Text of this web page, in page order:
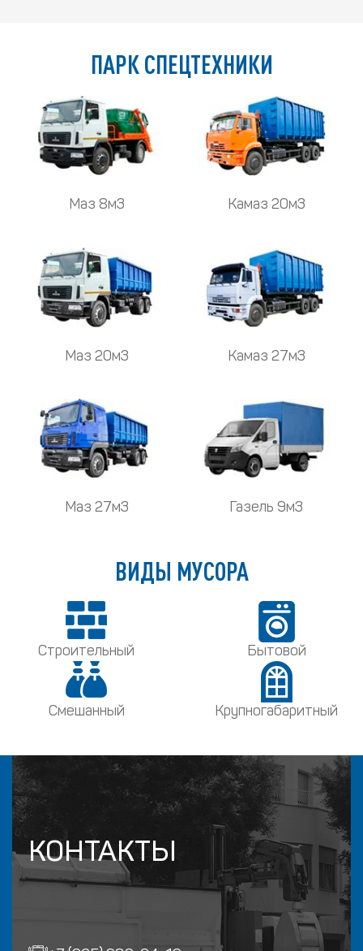
ПАРК СПЕЦТЕХНИКИ
Маз 8м3 Камаз 20м3
Маз 20м3 Камаз 27м3
Маз 27м3 Газель 9м3
ВИДЫ МУСОРА
Строительный Бытовой
Смешанный Крупногабаритный
КОНТАКТЫ